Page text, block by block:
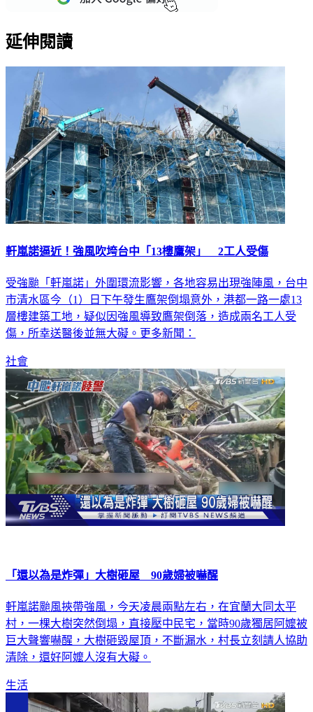
延伸閱讀
軒嵐諾逼近！強風吹垮台中「13樓鷹架」 2工人受傷
受強颱「軒嵐諾」外圍環流影響，各地容易出現強陣風，台中
市清水區今（1）日下午發生鷹架倒塌意外，港都一路一處13
層樓建築工地，疑似因強風導致鷹架倒落，造成兩名工人受
傷，所幸送醫後並無大礙。更多新聞：
社會
「還以為是炸彈」大樹砸屋 90歲婦被嚇醒
軒嵐諾颱風挾帶強風，今天凌晨兩點左右，在宜蘭大同太平
村，一棵大樹突然倒塌，直接壓中民宅，當時90歲獨居阿嬤被
巨大聲響嚇醒，大樹砸毀屋頂，不斷漏水，村長立刻請人協助
清除，還好阿嬤人沒有大礙。
生活